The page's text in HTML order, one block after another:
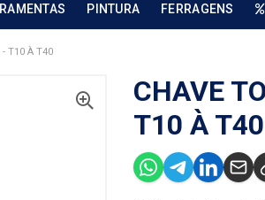
PINTURA FERRAGENS
- T10 À T40
CHAVE
T10 À T40